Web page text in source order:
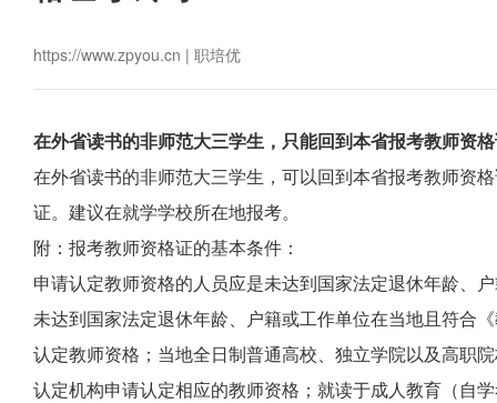
https://www.zpyou.cn | 职培优
在外省读书的非师范大三学生，只能回到本省报考教师资
在外省读书的非师范大三学生，可以回到本省报考教师资
证。建议在就学学校所在地报考。
附：报考教师资格证的基本条件：
申请认定教师资格的人员应是未达到国家法定退休年龄、
未达到国家法定退休年龄、户籍或工作单位在当地且符合
认定教师资格；当地全日制普通高校、独立学院以及高职
认定机构申请认定相应的教师资格；就读于成人教育（自